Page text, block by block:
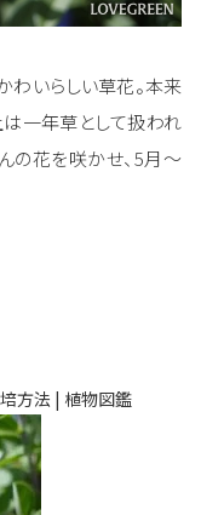
わいらしい草花。本来
は一年草として扱われ
の花を咲かせ、5月～
培方法 | 植物図鑑